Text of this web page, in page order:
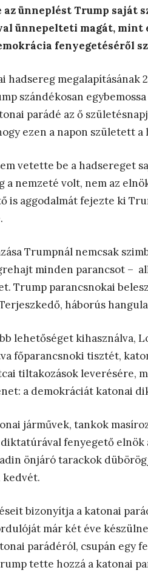
az ünneplést Trump saját
ünnepelteti magát, mint
fenyegetéséről
hadsereg megalapításának
szándékosan
parádé az ő
ezen a napon született a
vetette be a hadsereget
a nemzeté volt, nem az
is aggodalmát fejezte ki
Trumpnál nemcsak
minden parancsot –
Trump parancsnokai
háborús
lehetőséget kihasználva,
főparancsnoki tisztét,
tiltakozások leverésére,
a demokráciát katonai
járművek, tankok
fenyegető elnök
önjáró tarackok
kedvét.
bizonyítja a katonai
már két éve
parádéról, csupán egy
tette hozzá a katonai